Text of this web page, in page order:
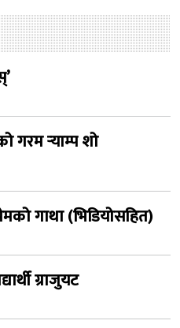
गरम र्‍याम्प शो
गाथा (भिडियोसहित)
ग्राजुयट